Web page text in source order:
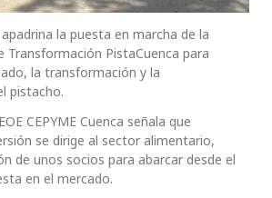
la puesta en marcha de la
Transformación PistaCuenca para
la transformación y la
pistacho.
CEPYME Cuenca señala que
se dirige al sector alimentario,
de unos socios para abarcar desde el
en el mercado.